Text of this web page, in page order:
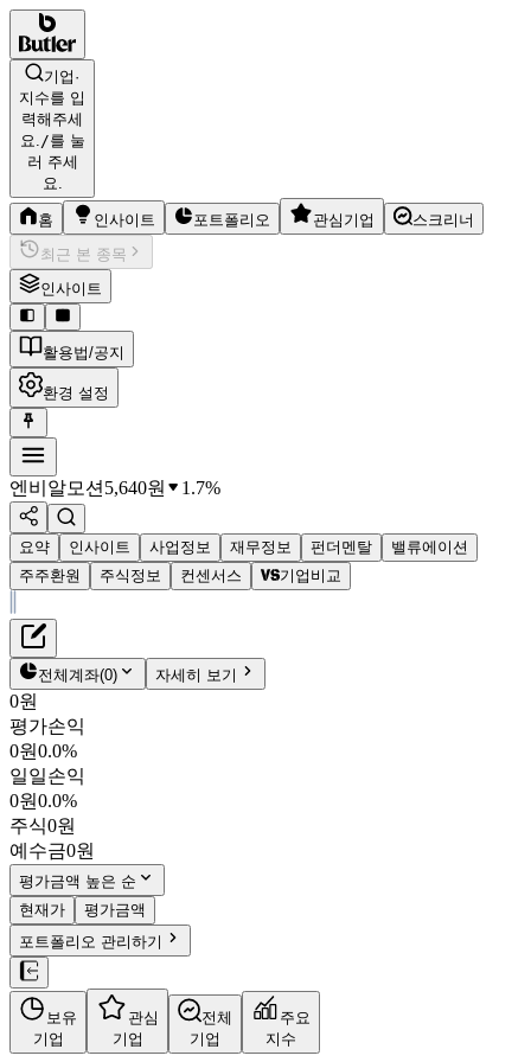
기업·
지수를 입
력해주세
요./를 눌
러 주세
요.
홈 인사이트 포트폴리오 관심기업
스크리너
최근 본 종목
인사이트
활용법/공지
환경 설정
엔비알모션 5,640원 1.7%
요약 인사이트 사업정보 재무정보 펀더멘탈
밸류에이션
주주환원
주식정보 컨센서스 기업비교
엔비알모션
5,640원
0004V0
KOSDAQ
시가총액
PBR1.81
PER-
fPER 24.84
배당수익률-
자사주비율-
결산월12월
4분기누적
10년
주재무제표
재무정보
펀더멘탈
밸류에이션
주주환원
컨센서스
주식정보
전체계좌(0) 자세히 보기
0원
평가손익
0원0.0%
일일손익
0원0.0%
주식0원
예수금0원
평가금액 높은 순
현재가
평가금액
포트폴리오 관리하기
보유
기업
관심
기업
전체
기업
주요
지수